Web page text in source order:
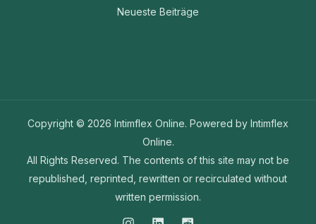
Neueste Beiträge
Copyright © 2026 Intimflex Online. Powered by Intimflex
Online.
All Rights Reserved. The contents of this site may not be
republished, reprinted, rewritten or recirculated without
written permission.